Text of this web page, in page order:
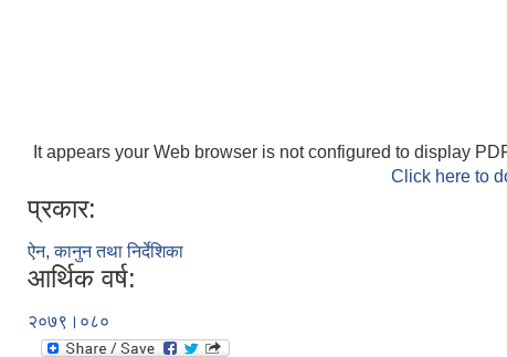
It appears your Web browser is not configured to display
Click here to
प्रकार:
ऐन, कानुन तथा निर्देशिका
आर्थिक वर्ष:
२०७९।०८०